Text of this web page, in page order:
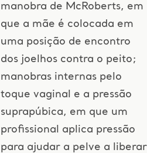
manobra de McRoberts, em
que a mãe é colocada em
uma posição de encontro
dos joelhos contra o peito;
manobras internas pelo
toque vaginal e a pressão
suprapúbica, em que um
profissional aplica pressão
para ajudar a pelve a liberar